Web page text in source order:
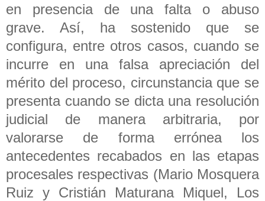
en presencia de una falta o abuso
grave. Así, ha sostenido que se
configura, entre otros casos, cuando se
incurre en una falsa apreciación del
mérito del proceso, circunstancia que se
presenta cuando se dicta una resolución
judicial de manera arbitraria, por
valorarse de forma errónea los
antecedentes recabados en las etapas
procesales respectivas (Mario Mosquera
Ruiz y Cristián Maturana Miquel, Los